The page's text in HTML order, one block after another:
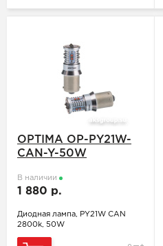
OPTIMA OP-PY21W-
CAN-Y-50W
В наличии
1 880 р.
Диодная лампа, PY21W CAN
2800k, 50W